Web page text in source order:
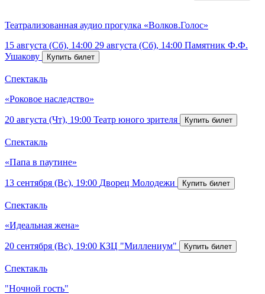
Театрализованная аудио прогулка «Волков.Голос»
15 августа (Сб), 14:00 29 августа (Сб), 14:00 Памятник Ф.Ф.
Ушакову
Спектакль
«Роковое наследство»
20 августа (Чт), 19:00 Театр юного зрителя
Спектакль
«Папа в паутине»
13 сентября (Вс), 19:00 Дворец Молодежи
Спектакль
«Идеальная жена»
20 сентября (Вс), 19:00 КЗЦ "Миллениум"
Спектакль
"Ночной гость"